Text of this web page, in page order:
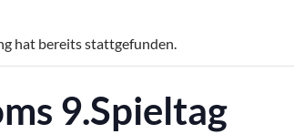
hat bereits stattgefunden.
9.Spieltag